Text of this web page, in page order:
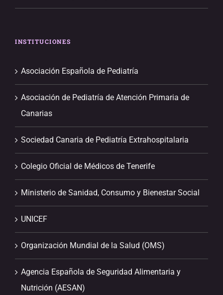
INSTITUCIONES
Asociación Española de Pediatría
Asociación de Pediatría de Atención Primaria de
Canarias
Sociedad Canaria de Pediatría Extrahospitalaria
Colegio Oficial de Médicos de Tenerife
Ministerio de Sanidad, Consumo y Bienestar Social
UNICEF
Organización Mundial de la Salud (OMS)
Agencia Española de Seguridad Alimentaria y
Nutrición (AESAN)